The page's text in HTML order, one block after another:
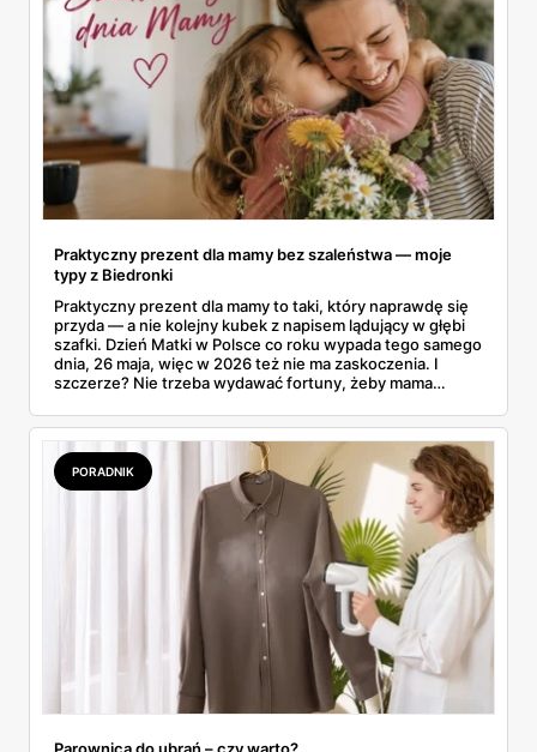
Praktyczny prezent dla mamy bez szaleństwa — moje
typy z Biedronki
Praktyczny prezent dla mamy to taki, który naprawdę się
przyda — a nie kolejny kubek z napisem lądujący w głębi
szafki. Dzień Matki w Polsce co roku wypada tego samego
dnia, 26 maja, więc w 2026 też nie ma zaskoczenia. I
szczerze? Nie trzeba wydawać fortuny, żeby mama
ważną od 21 do 30 maja i wynotowałam to, co sama
wrzuciłabym do koszyka bez wahania: kosmetyki, perfumy
i drobiazgi, które kobiety faktycznie zużywają. Ceny
zaczynają się od kilkunastu złotych, a efekt bywa lepszy
niż niejeden droższy zestaw.
PORADNIK